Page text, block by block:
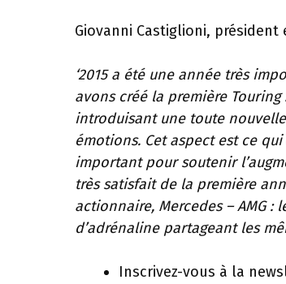
Giovanni Castiglioni, président
‘2015 a été une année très
avons créé la première
introduisant une toute
émotions. Cet aspect est ce
important pour soutenir
très satisfait de la première
actionnaire, Mercedes – AMG
d’adrénaline partageant les
Inscrivez-vous à la